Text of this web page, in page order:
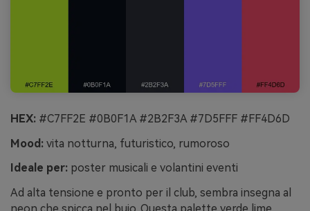
HEX: #C7FF2E #0B0F1A #2B2F3A #7D5FFF #FF4D6D
Mood: vita notturna, futuristico, rumoroso
Ideale per: poster musicali e volantini eventi
Ad alta tensione e pronto per il club, sembra insegna al